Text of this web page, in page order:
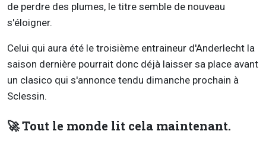
de perdre des plumes, le titre semble de nouveau
s'éloigner.
Celui qui aura été le troisième entraineur d'Anderlecht la
saison dernière pourrait donc déjà laisser sa place avant
un clasico qui s'annonce tendu dimanche prochain à
Sclessin.
🚀 Tout le monde lit cela maintenant.